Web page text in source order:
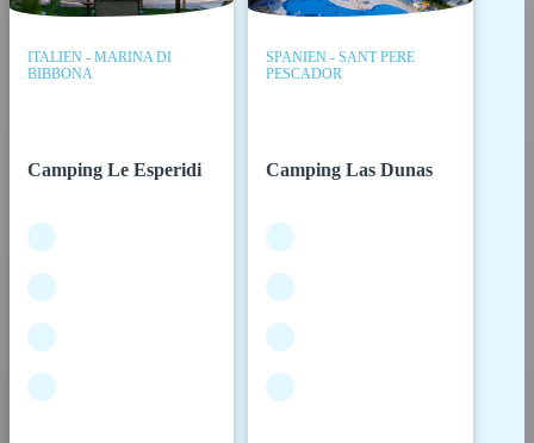
ITALIEN - MARINA DI
BIBBONA
Camping Le Esperidi
SPANIEN - SANT PERE
PESCADOR
Camping Las Dunas